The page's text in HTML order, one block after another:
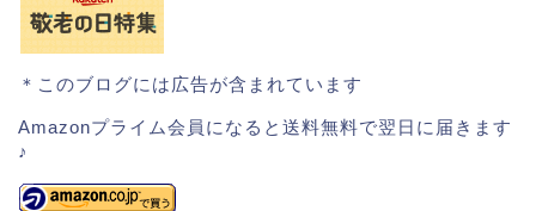
＊このブログには広告が含まれています
Amazonプライム会員になると送料無料で翌日に届きます
♪